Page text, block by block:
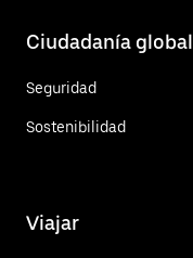
Ciudadanía global
Seguridad
Sostenibilidad
Viajar